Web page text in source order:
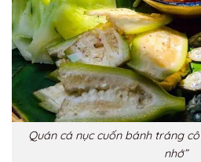
Quán cá nục cuốn bánh tráng
nhớ”